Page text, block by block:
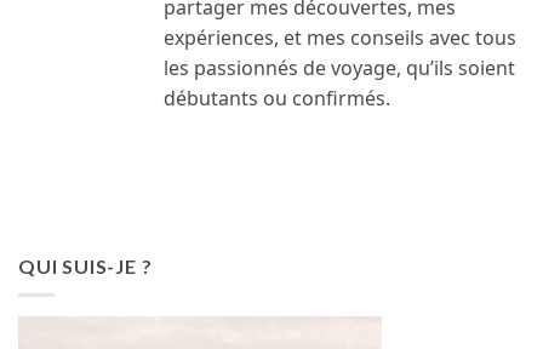
partager mes découvertes, mes
expériences, et mes conseils avec tous
les passionnés de voyage, qu’ils soient
débutants ou confirmés.
QUI SUIS-JE ?